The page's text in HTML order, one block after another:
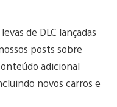
de DLC lançadas
posts sobre
adicional
novos carros e